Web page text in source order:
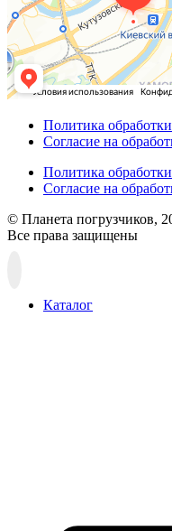
Политика
Согласие на
Политика
Согласие на
© Планета погрузчиков,
Все права защищены
вверхКаталог